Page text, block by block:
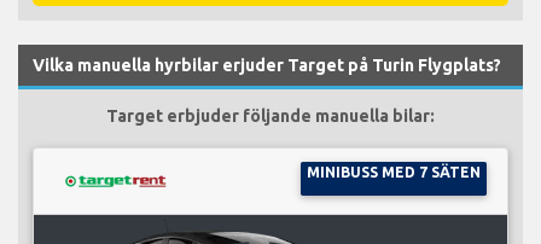
Vilka manuella hyrbilar erjuder Target på Turin Flygplats?
Target erbjuder följande manuella bilar:
MINIBUSS MED 7 SÄTEN